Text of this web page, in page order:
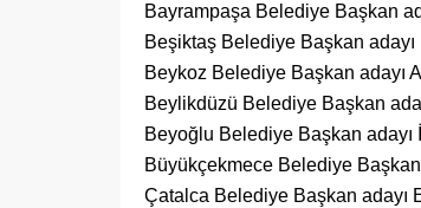
Bayrampaşa Belediye Başkan
Beşiktaş Belediye Başkan adayı
Beykoz Belediye Başkan adayı
Beylikdüzü Belediye Başkan
Beyoğlu Belediye Başkan adayı
Büyükçekmece Belediye
Çatalca Belediye Başkan adayı